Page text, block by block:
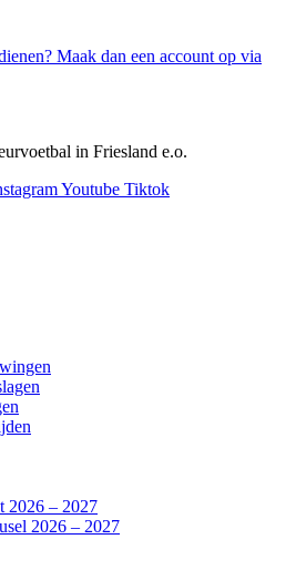
Maak dan een account op via
in Friesland e.o.
Youtube Tiktok
2026 – 2027
2026 – 2027